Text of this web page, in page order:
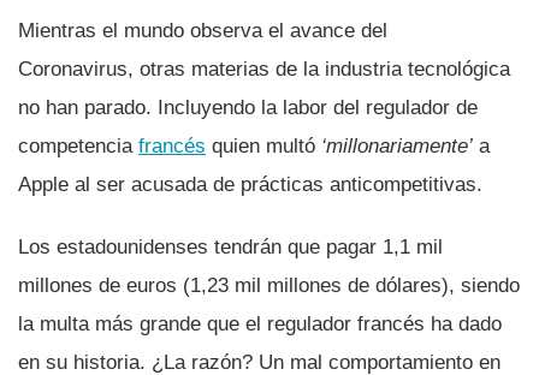
Mientras el mundo observa el avance del
Coronavirus, otras materias de la industria tecnológica
no han parado. Incluyendo la labor del regulador de
competencia francés quien multó ‘millonariamente’ a
Apple al ser acusada de prácticas anticompetitivas.
Los estadounidenses tendrán que pagar 1,1 mil
millones de euros (1,23 mil millones de dólares), siendo
la multa más grande que el regulador francés ha dado
en su historia. ¿La razón? Un mal comportamiento en